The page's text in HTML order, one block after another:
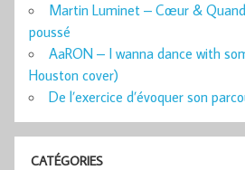
Martin Luminet – Cœur &
poussé
AaRON – I wanna dance with
Houston cover)
De l’exercice d’évoquer son
CATÉGORIES